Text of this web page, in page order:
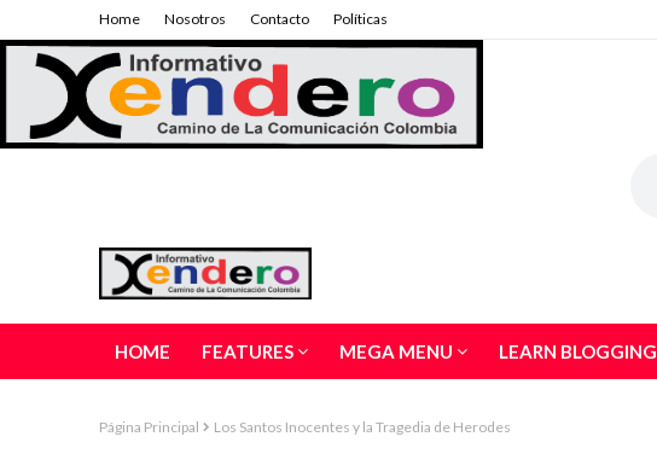
Home Nosotros Contacto Políticas
HOME FEATURES MEGA MENU LEARN BLOGGING
Página Principal Los Santos Inocentes y la Tragedia de Herodes